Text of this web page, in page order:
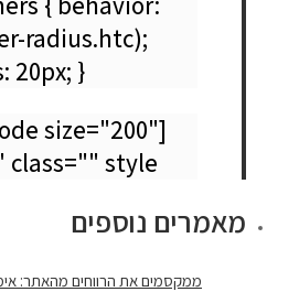
radius.htc);
20px; }
size="200"
style=""]
מאמרים נוספים
ממקסמים את הרווחים מהאתר: